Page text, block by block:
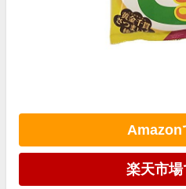
Amazon
楽天市場